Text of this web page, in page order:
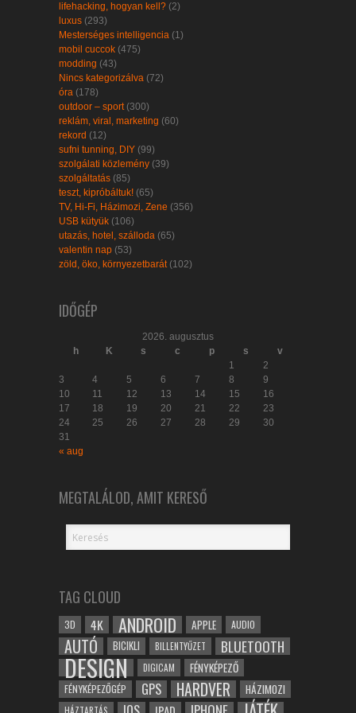
lifehacking, hogyan kell? (2)
luxus (293)
Mesterséges intelligencia (1)
mobil cuccok (475)
modding (43)
Nincs kategorizálva (72)
óra (178)
outdoor – sport(300)
reklám, viral, marketing (60)
rekord (12)
sufni tunning, DIY (99)
szolgálati közlemény (39)
szolgáltatás (85)
teszt, kipróbáltuk! (65)
TV, Hi-Fi, Házimozi, Zene (356)
USB kütyük (106)
utazás, hotel, szálloda (65)
valentin nap (53)
zöld, öko, környezetbarát(102)
IDŐGÉP
2026. augusztus
h
K s c p s
v
1
2
3
4 5 6 7 8
9
10
11 12 13 14 15
16
17
18 19 20 21 22
23
24
25 26 27 28 29
30
31
« aug
MEGTALÁLOD, AMIT KERESŐ
TAG CLOUD
3D 4K ANDROID APPLE AUDIO
AUTÓ BICIKLI BILLENTYŰZET BLUETOOTH
DESIGN DIGICAM FÉNYKÉPEZŐ
FÉNYKÉPEZŐGÉP GPS HARDVER HÁZIMOZI
HÁZTARTÁS